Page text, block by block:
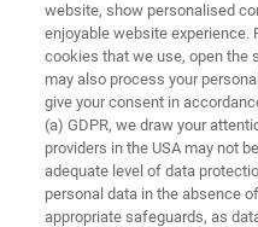
Általános
Üzleti
Feltételek Süti-
website, show personalised
enjoyable website experience.
cookies that we use, open the
may also process your
give your consent in
(a) GDPR, we draw your
providers in the USA may not
adequate level of data
personal data in the absence
appropriate safeguards, as